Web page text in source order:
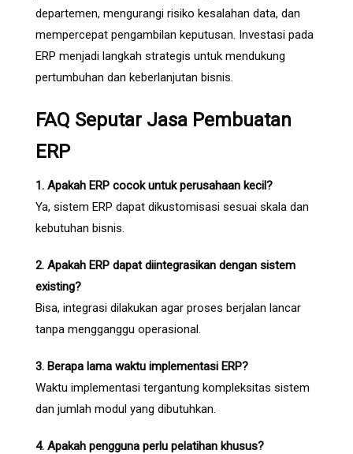
departemen, mengurangi risiko kesalahan data, dan
mempercepat pengambilan keputusan. Investasi pada
ERP menjadi langkah strategis untuk mendukung
pertumbuhan dan keberlanjutan bisnis.
FAQ Seputar Jasa Pembuatan
ERP
1. Apakah ERP cocok untuk perusahaan kecil?
Ya, sistem ERP dapat dikustomisasi sesuai skala dan
kebutuhan bisnis.
2. Apakah ERP dapat diintegrasikan dengan sistem
existing?
Bisa, integrasi dilakukan agar proses berjalan lancar
tanpa mengganggu operasional.
3. Berapa lama waktu implementasi ERP?
Waktu implementasi tergantung kompleksitas sistem
dan jumlah modul yang dibutuhkan.
4. Apakah pengguna perlu pelatihan khusus?